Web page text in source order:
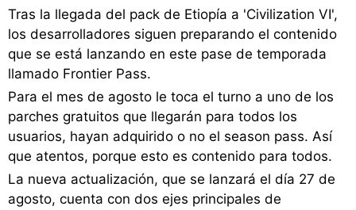
Tras la llegada del pack de Etiopía a 'Civilization VI',
los desarrolladores siguen preparando el contenido
que se está lanzando en este pase de temporada
llamado Frontier Pass.
Para el mes de agosto le toca el turno a uno de los
parches gratuitos que llegarán para todos los
usuarios, hayan adquirido o no el season pass. Así
que atentos, porque esto es contenido para todos.
La nueva actualización, que se lanzará el día 27 de
agosto, cuenta con dos ejes principales de